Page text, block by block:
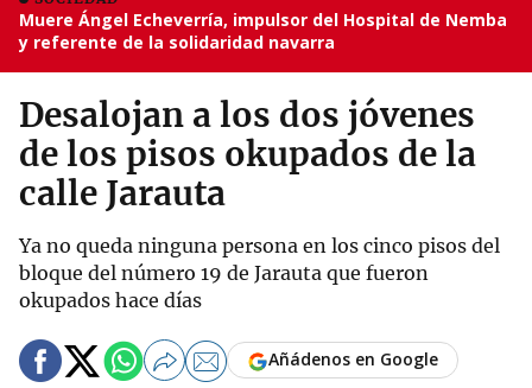
Muere Ángel Echeverría, impulsor del Hospital de Nemba
y referente de la solidaridad navarra
Desalojan a los dos jóvenes
de los pisos okupados de la
calle Jarauta
Ya no queda ninguna persona en los cinco pisos del
bloque del número 19 de Jarauta que fueron
okupados hace días
Añádenos en Google